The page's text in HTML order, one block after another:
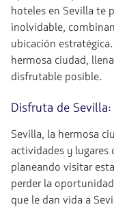
hoteles en Sevilla te
inolvidable,
ubicación
hermosa ciudad,
disfrutable posible.
Disfruta de
Sevilla, la hermosa
actividades y lugares
planeando visitar
perder la
que le dan vida a